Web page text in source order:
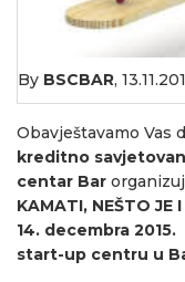
By BSCBAR,
Obavještavamo Vas
kreditno
centar Bar
KAMATI, NEŠTO JE
14. decembra
start-up centru u